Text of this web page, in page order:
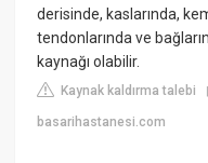
derisinde, kaslarında,
tendonlarında ve
kaynağı olabilir.
Kaynak kaldırma talebi
basarihastanesi.com